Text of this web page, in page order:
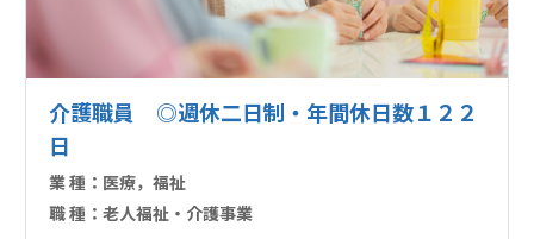
介護職員 ◎週休二日制・年間休日数１２２
日
業 種： 医療，福祉
職 種： 老人福祉・介護事業